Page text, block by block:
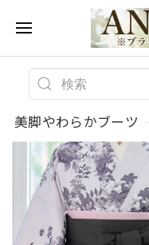
美脚やわらかブーツ